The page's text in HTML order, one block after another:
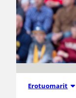
Erotuomarit